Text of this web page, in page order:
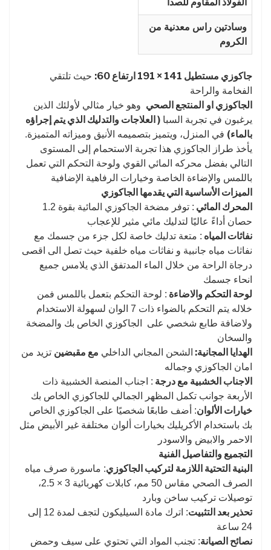
وسادتين راس معدنية من
الكروم
جاكوزي مستطيل 141 × 191 ارتفاع 60:
حيث تلتقي
الفخامة والراحة
الجاكوزي او المنتجع الصحي وهو خيار مثالي لأولئك الذين
يرغبون في تجربة السبا ( العلاجات والتدليك الذي يتم إجراؤه
بالماء) في المنزل، ويتميز بتصميمه الأنيق وميزاته المتميزة.
يأخذ طراز الجاكوزي هذا تجربة الاستحمام إلى المستوى
التالي بفضل محركه المائي القوي ولوحة التحكم التي تعمل
باللمس والإضاءة الخاصة وخيارات الرفاهية الإضافية
الميزات الأساسية التي يقدمها الجاكوزي
المحرك المائي
: توفر مضخة الجاكوزي المائية بقوة 1.2
حصان أداءً عاليًا لتدليك مائي مثير للإعجاب
نفاثات المياه : متعة تدليك خاصة لكل جزء من جسمك مع
نفاثات مياه جانبية و نفاثات مياه خلفية حيث تصل الى اقصى
درجاة الراحة من خلال الماء المدتفق الذي يلامس جميع
انحاء جسمك
لوحة التحكم والاضاءة : لوحة التحكم بتعمل باللمس فمن
خلاله يتم التحكم بالضواء ذات 7 الوان لسهولة الاستخدام
ولاضافة طابع شخصي على الجاكوزي الخاص بك والمضخة
والسخان
الهدايا المجانية: الشحن المجاني الداخلي مع مقبضين تزيد من
امان الجاكوزي وجماله
الاجناب الخشبية مع درجة : اجناب المنصة الخشبية ذات
الأربعة جوانب تكمل المظهر الجمالي للجاكوزي الخاص بك
خيارات الألوان: أضف طابعًا شخصيًا على الجاكوزي الخاص
بك باستخدام الأكريليك بخيارات ألوان مختلفة غير الأبيض مثل
الاحمر والابيض والاسودر
التجميع والتفاصيل الفنية
البنية التحتية اللازمة لتركيب الجاكوزي: ماسورة صرف مياه
الصرف الصحي مقاس 50 مم، كابلات كهربائية 3 × 2.5،
توصيلات تركيب ساخن وبارد
تحذير بعد التثبيت
: اترك مادة السيليكون لتجف لمدة 12 إلى
24 ساعة
نصائح الصيانة: تجنب المواد التي تحتوي على سيف وحمض